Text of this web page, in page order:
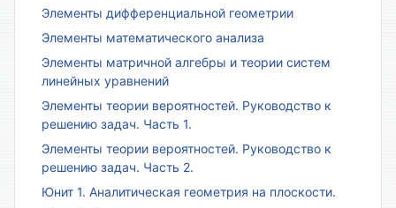
Элементы дифференциальной геометрии
Элементы математического анализа
Элементы матричной алгебры и теории систем
линейных уравнений
Элементы теории вероятностей. Руководство к
решению задач. Часть 1.
Элементы теории вероятностей. Руководство к
решению задач. Часть 2.
Юнит 1. Аналитическая геометрия на плоскости.